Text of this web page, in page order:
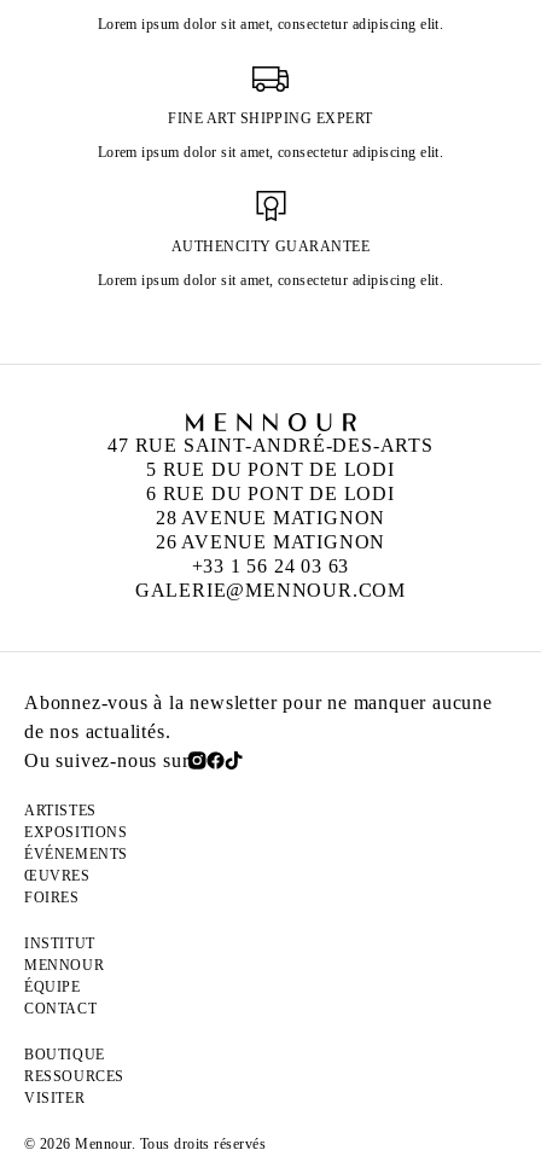
Lorem ipsum dolor sit amet, consectetur adipiscing elit.
FINE ART SHIPPING EXPERT
Lorem ipsum dolor sit amet, consectetur adipiscing elit.
AUTHENCITY GUARANTEE
Lorem ipsum dolor sit amet, consectetur adipiscing elit.
47 RUE SAINT-ANDRÉ-DES-ARTS
5 RUE DU PONT DE LODI
6 RUE DU PONT DE LODI
28 AVENUE MATIGNON
26 AVENUE MATIGNON
+33 1 56 24 03 63
GALERIE@MENNOUR.COM
Abonnez-vous à la newsletter pour ne manquer aucune
de nos actualités.
Ou suivez-nous sur
ARTISTES
EXPOSITIONS
ÉVÉNEMENTS
ŒUVRES
FOIRES
INSTITUT
MENNOUR
ÉQUIPE
CONTACT
BOUTIQUE
RESSOURCES
VISITER
© 2026 Mennour. Tous droits réservés